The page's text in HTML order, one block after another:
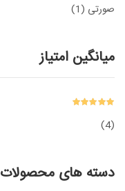
صورتی (1)
میانگین امتیاز
(4)
دسته های محصولات